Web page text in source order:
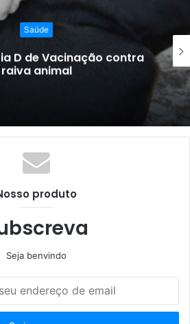
Saúde
D de Vacinação contra
raiva animal
produto
Seja benvindo